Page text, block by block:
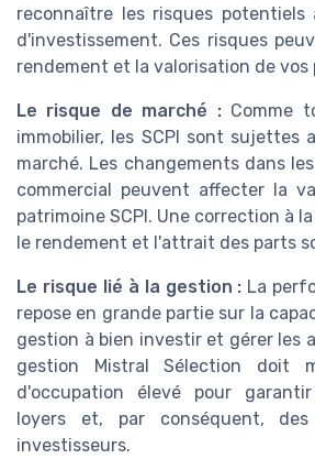
reconnaître les risques potentiels
d'investissement. Ces risques
rendement et la valorisation de vos
Le risque de marché :Comme
immobilier, les SCPI sont sujettes
marché. Les changements dans
commercial peuvent affecter la
patrimoine SCPI. Une correction à
le rendement et l'attrait des parts
Le risque lié à la gestion : La
repose en grande partie sur la
gestion à bien investir et gérer les
gestion Mistral Sélection doit
d'occupation élevé pour
loyers et, par conséquent,
investisseurs.